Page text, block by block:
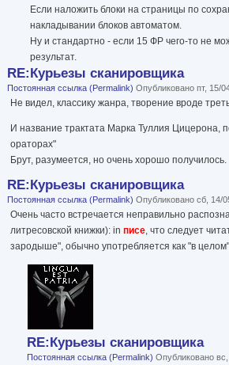
Если наложить блоки на страницы по
накладывании блоков автоматом.
Ну и стандартно - если 15 ФР чего-то не
результат.
RE:Курьезы сканировщика
Постоянная ссылка (Permalink) Опубликовано пт, 15/
Не видел, классику жанра, творение вроде
И название трактата Марка Туллия Цицерона,
ораторах"
Брут, разумеется, но очень хорошо получилось.
RE:Курьезы сканировщика
Постоянная ссылка (Permalink) Опубликовано сб, 14/
Очень часто встречается неправильно
литресовской книжки): in писе , что следует
зародыше", обычно употребляется как "в
RE:Курьезы сканировщика
Постоянная ссылка (Permalink) Опубликовано